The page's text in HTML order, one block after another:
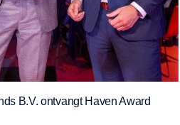
B.V. ontvangt Haven Award